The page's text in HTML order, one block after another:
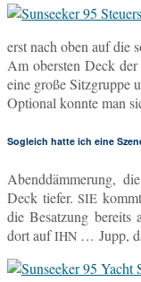
erst nach oben auf die
Am obers­ten Deck der
eine große Sitz­grup­pe
Op­tio­nal konnte man
Sogleich hatte ich eine
Abend­däm­me­rung,
Deck tiefer.SIE
die Be­sat­zung
dort aufIHN … Jupp,